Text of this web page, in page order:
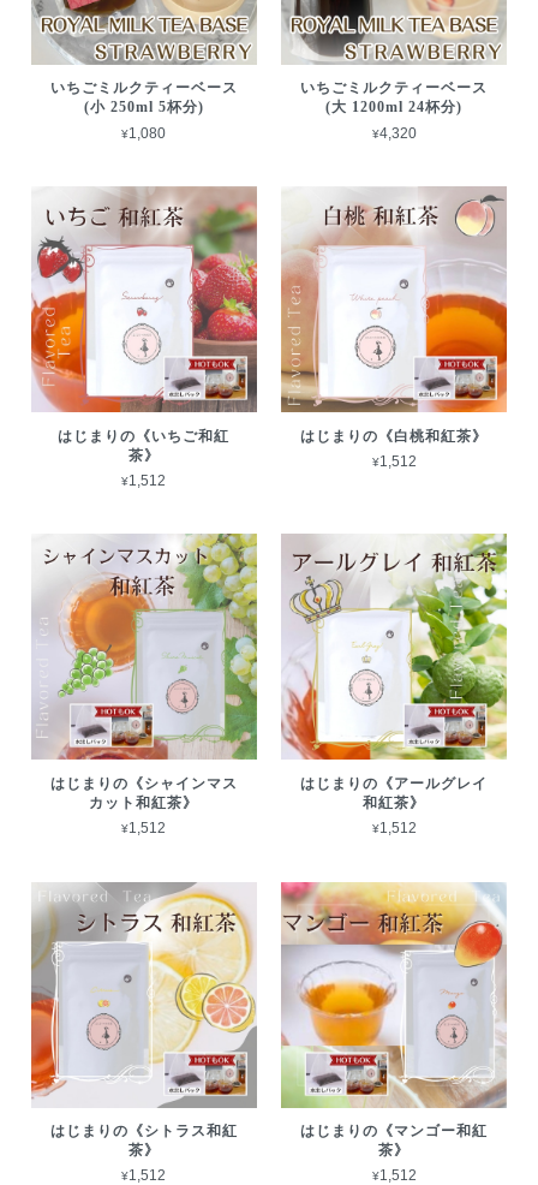
いちごミルクティーベース
(小 250ml 5杯分)
¥1,080
いちごミルクティーベース
(大 1200ml 24杯分)
¥4,320
はじまりの《いちご和紅
茶》
¥1,512
はじまりの《白桃和紅茶》
¥1,512
はじまりの《シャインマス
カット和紅茶》
¥1,512
はじまりの《アールグレイ
和紅茶》
¥1,512
はじまりの《シトラス和紅
茶》
¥1,512
はじまりの《マンゴー和紅
茶》
¥1,512